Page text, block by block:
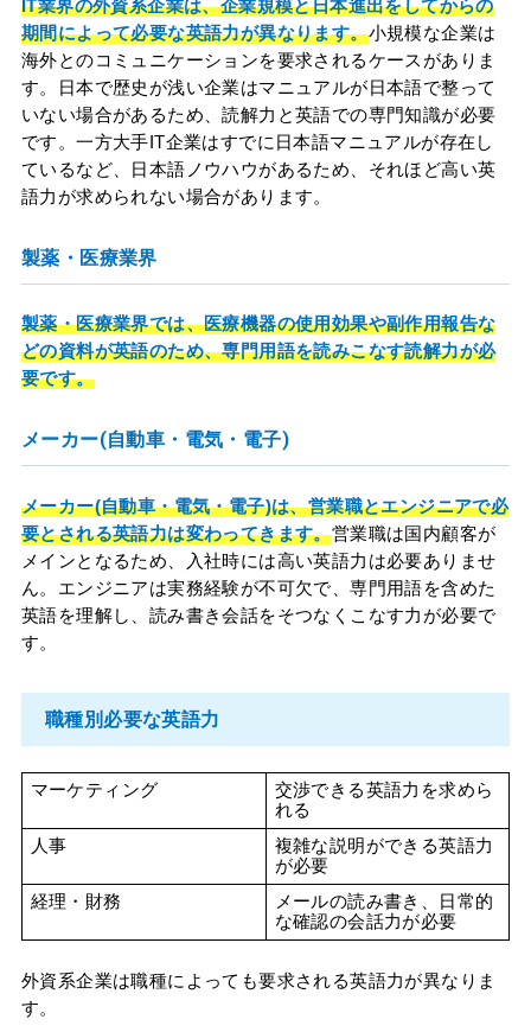
IT業界の外資系企業は、企業規模と日本進出をしてからの
期間によって必要な英語力が異なります。小規模な企業は
海外とのコミュニケーションを要求されるケースがありま
す。日本で歴史が浅い企業はマニュアルが日本語で整って
いない場合があるため、読解力と英語での専門知識が必要
です。一方大手IT企業はすでに日本語マニュアルが存在し
ているなど、日本語ノウハウがあるため、それほど高い英
語力が求められない場合があります。
製薬・医療業界
製薬・医療業界では、医療機器の使用効果や副作用報告な
どの資料が英語のため、専門用語を読みこなす読解力が必
要です。
メーカー(自動車・電気・電子)
メーカー(自動車・電気・電子)は、営業職とエンジニアで必
要とされる英語力は変わってきます。営業職は国内顧客が
メインとなるため、入社時には高い英語力は必要ありませ
ん。エンジニアは実務経験が不可欠で、専門用語を含めた
英語を理解し、読み書き会話をそつなくこなす力が必要で
す。
職種別必要な英語力
マーケティング
交渉できる英語力を求めら
れる
人事
複雑な説明ができる英語力
が必要
経理・財務
メールの読み書き、日常的
な確認の会話力が必要
外資系企業は職種によっても要求される英語力が異なりま
す。